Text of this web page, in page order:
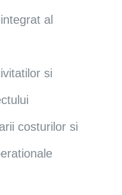
al
si
costurilor si